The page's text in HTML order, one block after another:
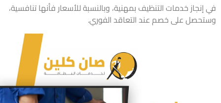
خدمات التنظيف بمهنية، وبالنسبة للأسعار فأنها تنافسية،
على خصم عند التعاقد الفوري.